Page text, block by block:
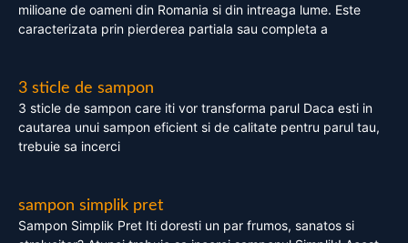
milioane de oameni din Romania si din intreaga lume. Este
caracterizata prin pierderea partiala sau completa a
3 sticle de sampon
3 sticle de sampon care iti vor transforma parul Daca esti in
cautarea unui sampon eficient si de calitate pentru parul tau,
trebuie sa incerci
sampon simplik pret
Sampon Simplik Pret Iti doresti un par frumos, sanatos si